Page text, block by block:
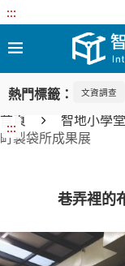
:::
熱門標籤： 文資調查
:::
首頁 智地小學堂
町製袋所成果展
巷弄裡的